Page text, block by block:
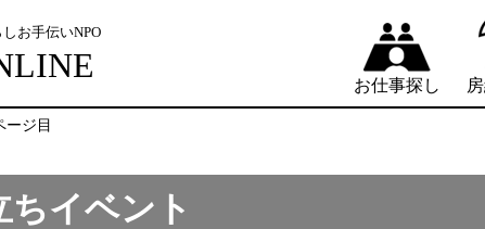
お手伝いNPO
お仕事探し
ージ目
イベント